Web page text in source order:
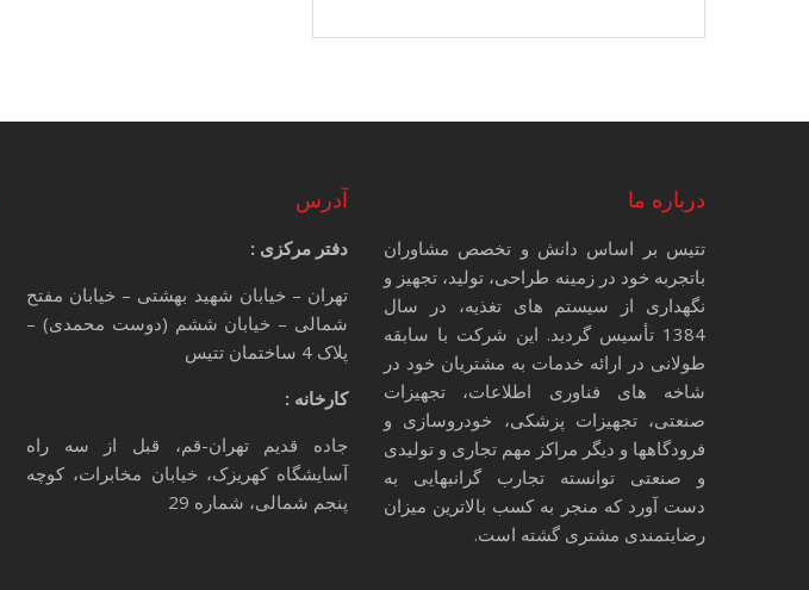
درباره ما
تتیس بر اساس دانش و تخصص مشاوران
باتجربه خود در زمینه طراحی، تولید، تجهیز و
نگهداری از سیستم های تغذیه، در سال
1384 تأسیس گردید. این شرکت با سابقه
طولانی در ارائه خدمات به مشتریان خود در
شاخه های فناوری اطلاعات، تجهیزات
صنعتی، تجهیزات پزشکی، خودروسازی و
فرودگاهها و دیگر مراکز مهم تجاری و تولیدی
و صنعتی توانسته تجارب گرانبهایی به
دست آورد که منجر به کسب بالاترین میزان
رضایتمندی مشتری گشته است.
آدرس
دفتر مرکزی :
تهران – خیابان شهید بهشتی – خیابان مفتح
شمالی – خیابان ششم (دوست محمدی) –
پلاک 4 ساختمان تتیس
کارخانه :
جاده قدیم تهران-قم، قبل از سه راه
آسایشگاه کهریزک، خیابان مخابرات، کوچه
پنجم شمالی، شماره 29